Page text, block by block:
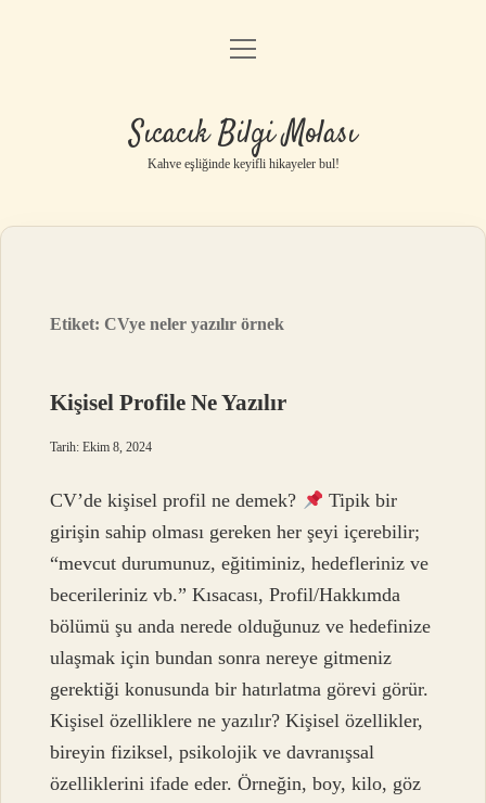
Anasayfa
Yasal Uyarı
menüyü
Sıcacık Bilgi Molası
Kahve eşliğinde keyifli hikayeler bul!
Etiket:CVye neler yazılır örnek
Kişisel Profile Ne Yazılır
Tarih: Ekim 8, 2024
CV’de kişisel profil ne demek?
Tipik bir
girişin sahip olması gereken her şeyi içerebilir;
“mevcut durumunuz, eğitiminiz, hedefleriniz ve
becerileriniz vb.” Kısacası, Profil/Hakkımda
bölümü şu anda nerede olduğunuz ve hedefinize
ulaşmak için bundan sonra nereye gitmeniz
gerektiği konusunda bir hatırlatma görevi görür.
Kişisel özelliklere ne yazılır? Kişisel özellikler,
bireyin fiziksel, psikolojik ve davranışsal
özelliklerini ifade eder. Örneğin, boy, kilo, göz